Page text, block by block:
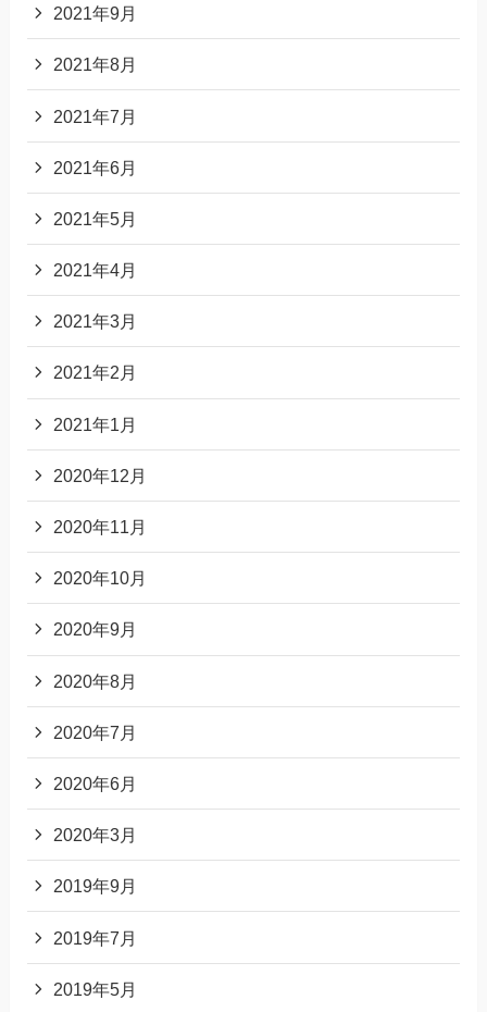
2021年9月
2021年8月
2021年7月
2021年6月
2021年5月
2021年4月
2021年3月
2021年2月
2021年1月
2020年12月
2020年11月
2020年10月
2020年9月
2020年8月
2020年7月
2020年6月
2020年3月
2019年9月
2019年7月
2019年5月